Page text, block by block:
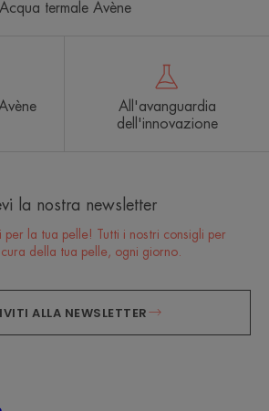
Acqua termale Avène
All'avanguardia
dell'innovazione
la nostra newsletter
per la tua pelle! Tutti i nostri consigli per
della tua pelle, ogni giorno.
ALLA NEWSLETTER